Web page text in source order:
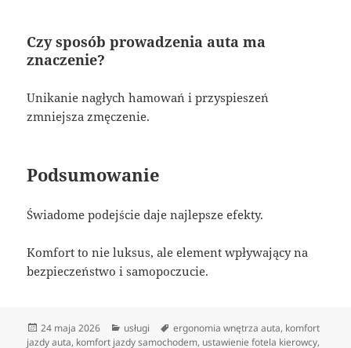
Czy sposób prowadzenia auta ma
znaczenie?
Unikanie nagłych hamowań i przyspieszeń
zmniejsza zmęczenie.
Podsumowanie
Świadome podejście daje najlepsze efekty.
Komfort to nie luksus, ale element wpływający na
bezpieczeństwo i samopoczucie.
Data
publikacji
24 maja 2026 Kategorie
usługi Tagi
ergonomia wnętrza auta, komfort
jazdy auta, komfort jazdy samochodem, ustawienie fotela kierowcy,